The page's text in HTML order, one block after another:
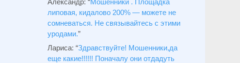
липовая, кидалово 200% — можете не
сомневаться. Не связывайтесь с этими
уродами.”
Лариса: “Здравствуйтe! Мошенники,да
еще какие!!!!!! Поначалу они отдадуть